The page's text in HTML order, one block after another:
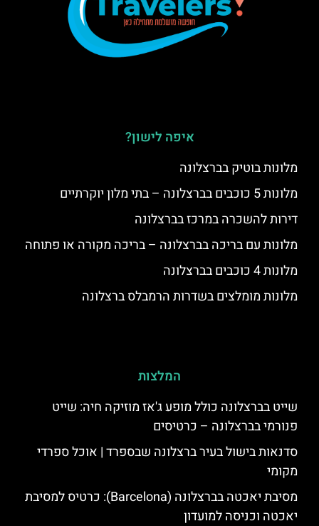
איפה לישון?
מלונות בוטיק בברצלונה
מלונות 5 כוכבים בברצלונה – בתי מלון יוקרתיים
דירות להשכרה במרכז בברצלונה
מלונות עם בריכה בברצלונה – בריכה מקורה או פתוחה
מלונות 4 כוכבים בברצלונה
מלונות מומלצים בשדרות הרמבלס ברצלונה
המלצות
שייט בברצלונה כולל מופע ג'אז מוזיקה חיה: שייט
פנורמי בברצלונה – כרטיסים
סדנאות בישול בעיר ברצלונה שבספרד | אוכל ספרדי
מקומי
מסיבת יאכטה בברצלונה (Barcelona): כרטיס למסיבת
יאכטה וכניסה למועדון